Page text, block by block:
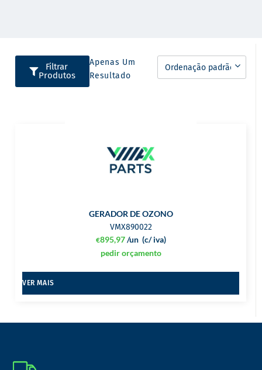
Filtrar
Produtos
Apenas Um
Resultado
GERADOR DE OZONO
VMX890022
€895,97 (c/ iva)
/un
pedir orçamento
VER MAIS